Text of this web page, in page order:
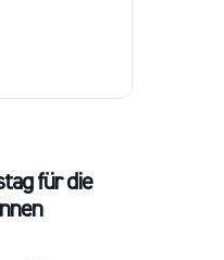
für die